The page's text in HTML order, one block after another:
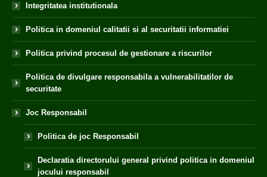
Integritatea institutionala
Politica in domeniul calitatii si al securitatii informatiei
Politica privind procesul de gestionare a riscurilor
Politica de divulgare responsabila a vulnerabilitatilor de
securitate
Joc Responsabil
Politica de joc Responsabil
Declaratia directorului general privind politica in domeniul
jocului responsabil